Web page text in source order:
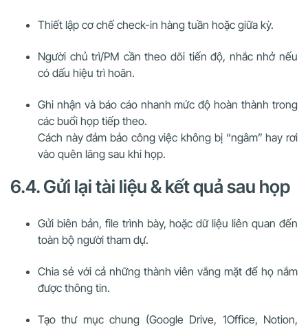
Thiết lập cơ chế check-in hàng tuần hoặc giữa kỳ.
Người chủ trì/PM cần theo dõi tiến độ, nhắc nhở nếu
có dấu hiệu trì hoãn.
Ghi nhận và báo cáo nhanh mức độ hoàn thành trong
các buổi họp tiếp theo.
Cách này đảm bảo công việc không bị “ngâm” hay rơi
vào quên lãng sau khi họp.
6.4. Gửi lại tài liệu & kết quả sau họp
Gửi biên bản, file trình bày, hoặc dữ liệu liên quan đến
toàn bộ người tham dự.
Chia sẻ với cả những thành viên vắng mặt để họ nắm
được thông tin.
Tạo thư mục chung (Google Drive, 1Office, Notion,